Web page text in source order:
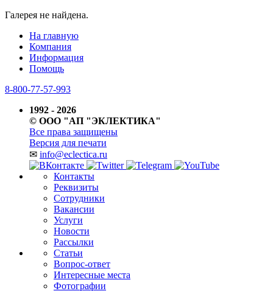
Галерея не найдена.
На главную
Компания
Информация
Помощь
8-800-77-57-993
1992 - 2026
© ООО "АП "ЭКЛЕКТИКА"
Все права защищены
Версия для печати
✉ info@eclectica.ru
Контакты
Реквизиты
Сотрудники
Вакансии
Услуги
Новости
Рассылки
Статьи
Вопрос-ответ
Интересные места
Фотографии